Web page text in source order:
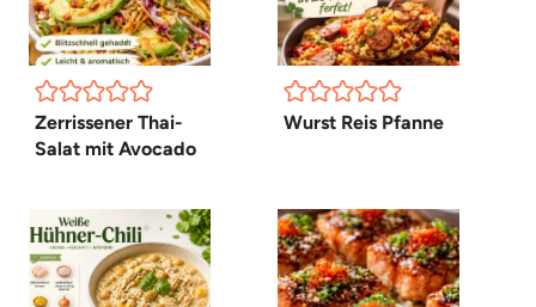
Zerrissener Thai-
Salat mit Avocado
Wurst Reis Pfanne